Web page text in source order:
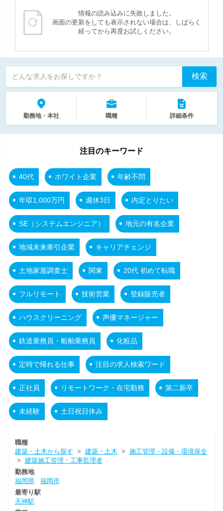
情報の読み込みに失敗しました。
画面の更新をしても表示されない場合は、しばらく
経ってから再度お試しください。
どんな求人をお探しですか？ 検索
勤務地・本社 職種 詳細条件
注目のキーワード
40代 ホワイト企業 年齢不問
年収1,000万円 週休3日 内定とりたい
SE（システムエンジニア） 地元の有名企業
地域未来牽引企業 キャリアチェンジ
土地家屋調査士 関東 20代 初めて転職
フルリモート 技術営業 登録販売者
ハウスクリーニング 声優マネージャー
鉄道乗務員・船舶乗務員 化粧品
定時で帰れる仕事 注目の求人検索ワード
正社員 リモートワーク・在宅勤務 第二新卒
未経験 土日祝日休み
職種
建築・土木から探す > 建築・土木 > 施工管理・設備・環境保全
> 建築施工管理・工事監理者
勤務地
福岡県
福岡市
最寄り駅
天神駅